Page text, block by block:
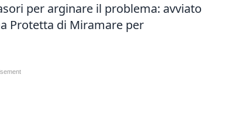
per arginare il problema: avviato
Protetta di Miramare per